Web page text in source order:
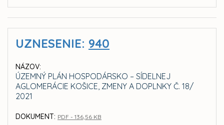
UZNESENIE: 940
NÁZOV:
ÚZEMNÝ PLÁN HOSPODÁRSKO – SÍDELNEJ
AGLOMERÁCIE KOŠICE, ZMENY A DOPLNKY Č. 18/
2021
DOKUMENT: PDF - 136,56 KB